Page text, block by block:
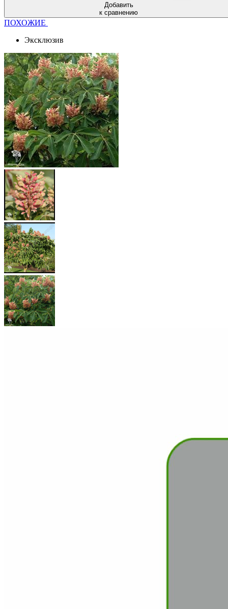
Добавить
к сравнению
ПОХОЖИЕ
Эксклюзив